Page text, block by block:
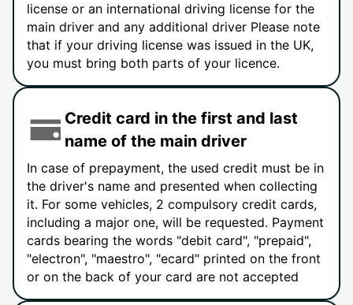
license or an international driving license for the
main driver and any additional driver Please note
that if your driving license was issued in the UK,
you must bring both parts of your licence.
Credit card in the first and last
name of the main driver
In case of prepayment, the used credit must be in
the driver's name and presented when collecting
it. For some vehicles, 2 compulsory credit cards,
including a major one, will be requested. Payment
cards bearing the words "debit card", "prepaid",
"electron", "maestro", "ecard" printed on the front
or on the back of your card are not accepted